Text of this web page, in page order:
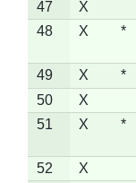
47
X
48
X *
49 X *
50
X
51
X *
52 X